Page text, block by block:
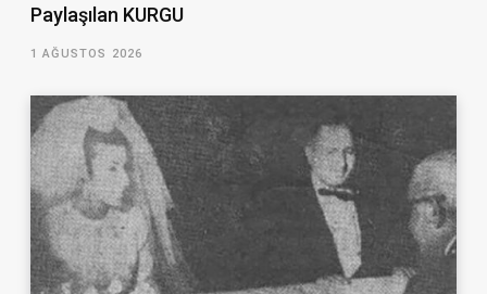
Paylaşılan KURGU
1 AĞUSTOS 2026